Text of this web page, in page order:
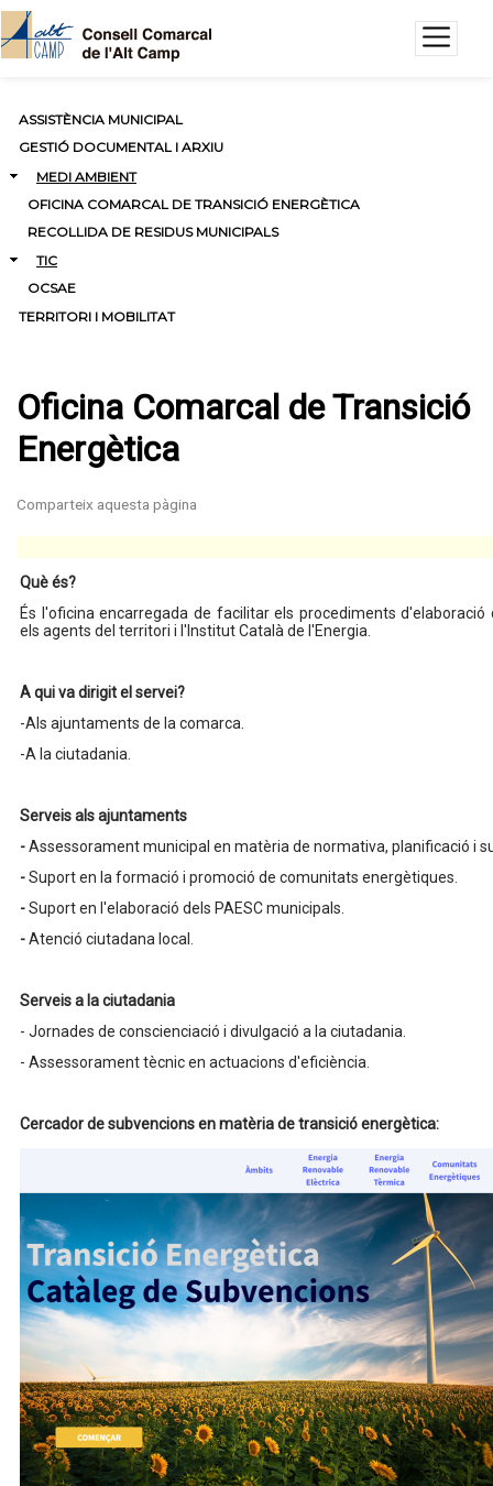
ASSISTÈNCIA MUNICIPAL
GESTIÓ DOCUMENTAL I ARXIU
MEDI AMBIENT
OFICINA COMARCAL DE TRANSICIÓ ENERGÈTICA
RECOLLIDA DE RESIDUS MUNICIPALS
TIC
OCSAE
TERRITORI I MOBILITAT
Oficina Comarcal de Transició
Energètica
Què és?
És l'oficina encarregada de facilitar els procediments d'elaboració
els agents del territori i l'Institut Català de l'Energia.
A qui va dirigit el servei?
-Als ajuntaments de la comarca.
-A la ciutadania.
Serveisals ajuntaments
-Assessorament municipal en matèria de normativa, planificació i
-Suport en la formació i promoció de comunitats energètiques.
-Suport en l'elaboració dels PAESC municipals.
-Atenció ciutadana local.
Serveis a la ciutadania
- Jornades de conscienciació i divulgació a la ciutadania.
- Assessorament tècnic en actuacions d'eficiència.
Cercador de subvencions en matèria de transició energètica: